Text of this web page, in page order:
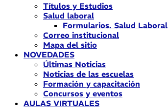
Títulos y Estudios
Salud laboral
Formularios. Salud Laboral
Correo institucional
Mapa del sitio
NOVEDADES
Últimas Noticias
Noticias de las escuelas
Formación y capacitación
Concursos y eventos
AULAS VIRTUALES